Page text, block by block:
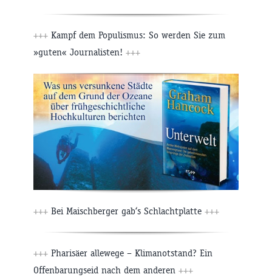
+++ Kampf dem Populismus: So werden Sie zum
»guten« Journalisten! +++
+++ Bei Maischberger gab‘s Schlachtplatte +++
+++ Pharisäer allewege – Klimanotstand? Ein
Offenbarungseid nach dem anderen +++